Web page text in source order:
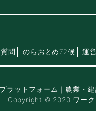
問 のらおとめ72候 運
ラットフォーム｜農業・
Copyright © 2020 ワーク